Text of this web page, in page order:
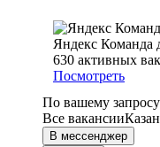
Яндекс Команда
630 активных
Посмотреть
По вашему
Все вакансии
В мессенджер